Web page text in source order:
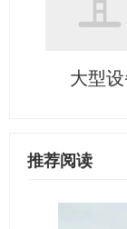
大型
推荐阅读